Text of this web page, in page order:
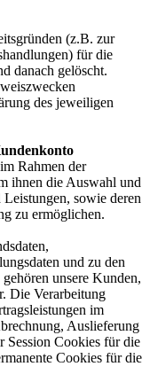
(z.B. zur
für die
danach gelöscht.
des jeweiligen
Rahmen der
ihnen die Auswahl und
sowie deren
zu ermöglichen.
und zu den
unsere Kunden,
Die Verarbeitung
im
Auslieferung
Session Cookies für die
Cookies für die